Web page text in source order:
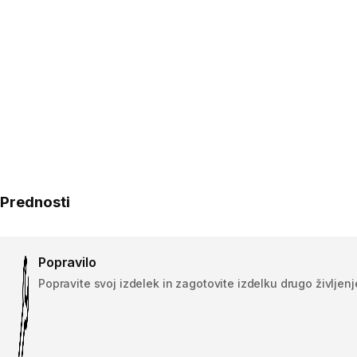
Prednosti
Popravilo
Popravite svoj izdelek in zagotovite izdelku drugo